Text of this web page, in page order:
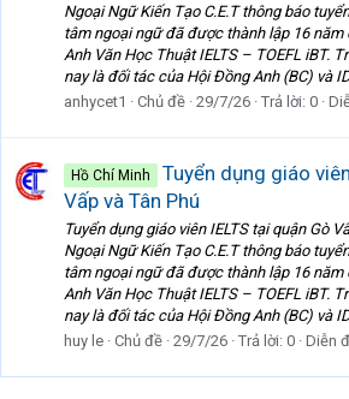
Ngoại Ngữ Kiến Tạo C.E.T thông báo
tâm ngoại ngữ đã được thành lập 16 năm
Anh Văn Học Thuật IELTS – TOEFL iBT.
nay là đối tác của Hội Đồng Anh (BC) và
anhycet1
Chủ đề 29/7/26 Trả lời: 0
Hồ Chí Minh
Tuyển dụng giáo
Vấp và Tân Phú
Tuyển dụng giáo viên IELTS tại quận Gò
Ngoại Ngữ Kiến Tạo C.E.T thông báo
tâm ngoại ngữ đã được thành lập 16 năm
Anh Văn Học Thuật IELTS – TOEFL iBT.
nay là đối tác của Hội Đồng Anh (BC) và
huy le Chủ đề 29/7/26 Trả lời: 0 Diễn